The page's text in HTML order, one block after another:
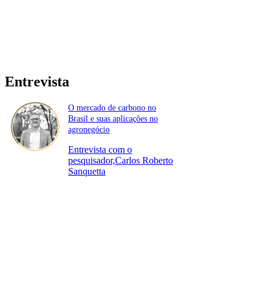
Entrevista
O mercado de carbono no
Brasil e suas aplicações no
agronegócio
Entrevista com o
pesquisador,Carlos Roberto
Sanquetta